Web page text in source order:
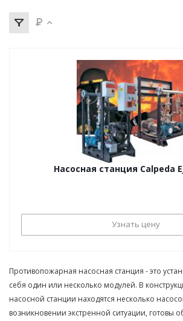
Насосная станция Calpeda
Узнать цену
Противопожарная насосная станция - это
себя один или несколько модулей. В
насосной станции находятся несколько
возникновении экстренной ситуации, готовы